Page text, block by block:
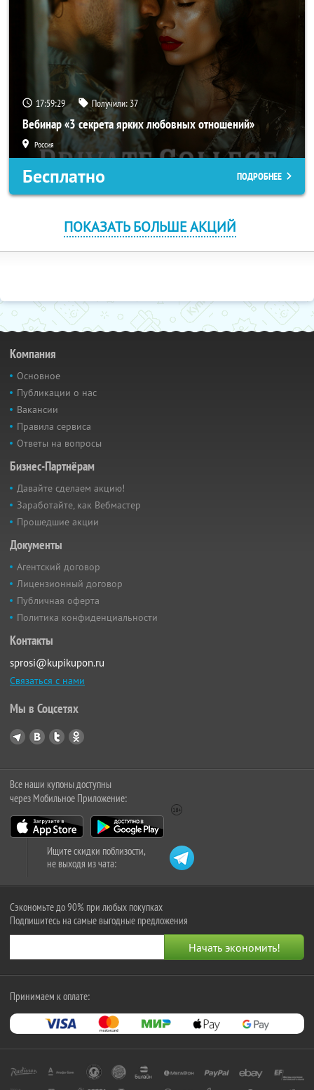
17:59:27 Получили: 37
Вебинар «3 секрета ярких любовных отношений»
Россия
Бесплатно ПОДРОБНЕЕ
ПОКАЗАТЬ БОЛЬШЕ АКЦИЙ
Компания
Основное
Публикации о нас
Вакансии
Правила сервиса
Ответы на вопросы
Бизнес-Партнёрам
Давайте сделаем акцию!
Заработайте, как Вебмастер
Прошедшие акции
Документы
Агентский договор
Лицензионный договор
Публичная оферта
Политика конфиденциальности
Контакты
sprosi@kupikupon.ru
Связаться с нами
Мы в Соцсетях
Все наши купоны доступны
через Мобильное Приложение:
Ищите скидки поблизости,
не выходя из чата:
Сэкономьте до 90% при любых покупках
Подпишитесь на самые выгодные предложения
Принимаем к оплате: